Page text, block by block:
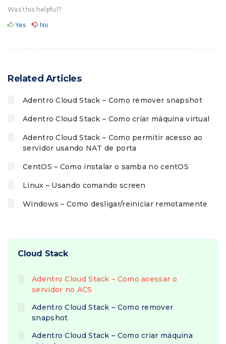
Was this helpful?
Yes No
Related Articles
Adentro Cloud Stack – Como remover snapshot
Adentro Cloud Stack – Como criar máquina virtual
Adentro Cloud Stack – Como permitir acesso ao
servidor usando NAT de porta
CentOS – Como instalar o samba no centOS
Linux – Usando comando screen
Windows – Como desligar/reiniciar remotamente
Cloud Stack
Adentro Cloud Stack – Como acessar o
servidor no ACS
Adentro Cloud Stack – Como remover
snapshot
Adentro Cloud Stack – Como criar máquina